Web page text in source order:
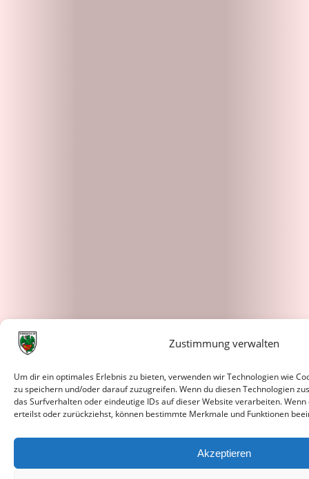
Zustimmung verwalten
Um dir ein optimales Erlebnis zu bieten, verwenden wir Technologien wie
zu speichern und/oder darauf zuzugreifen. Wenn du diesen Technologien
das Surfverhalten oder eindeutige IDs auf dieser Website verarbeiten.
erteilst oder zurückziehst, können bestimmte Merkmale und Funktionen
Akzeptieren